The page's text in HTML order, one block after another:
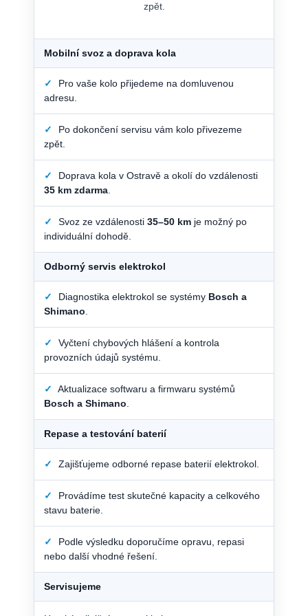
zpět.
Mobilní svoz a doprava kola
✓
Pro vaše kolo přijedeme na domluvenou
adresu.
✓
Po dokončení servisu vám kolo přivezeme
zpět.
✓
Doprava kola v Ostravě a okolí do vzdálenosti
35 km zdarma
✓ Svoz ze vzdálenosti 35–50 km je možný po
individuální dohodě.
Odborný servis elektrokol
✓ Diagnostika elektrokol se systémy Bosch a
Shimano
✓
Vyčtení chybových hlášení a kontrola
provozních údajů systému.
✓
Aktualizace softwaru a firmwaru systémů
Bosch a Shimano
Repase a testování baterií
✓ Zajišťujeme odborné repase baterií elektrokol.
✓
Provádíme test skutečné kapacity a celkového
stavu baterie.
✓
Podle výsledku doporučíme opravu, repasi
nebo další vhodné řešení.
Servisujeme